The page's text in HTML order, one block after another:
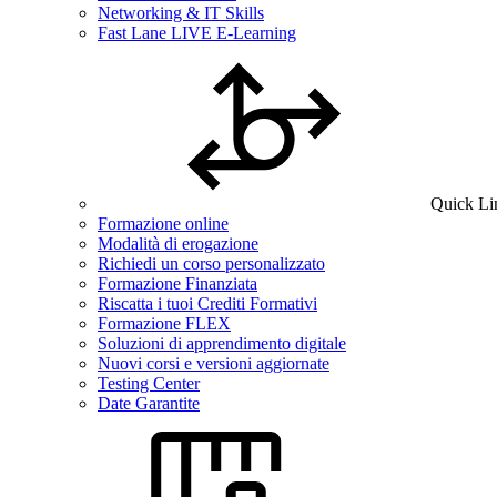
Networking & IT Skills
Fast Lane LIVE E-Learning
Quick
Formazione online
Modalità di erogazione
Richiedi un corso personalizzato
Formazione Finanziata
Riscatta i tuoi Crediti Formativi
Formazione FLEX
Soluzioni di apprendimento digitale
Nuovi corsi e versioni aggiornate
Testing Center
Date Garantite